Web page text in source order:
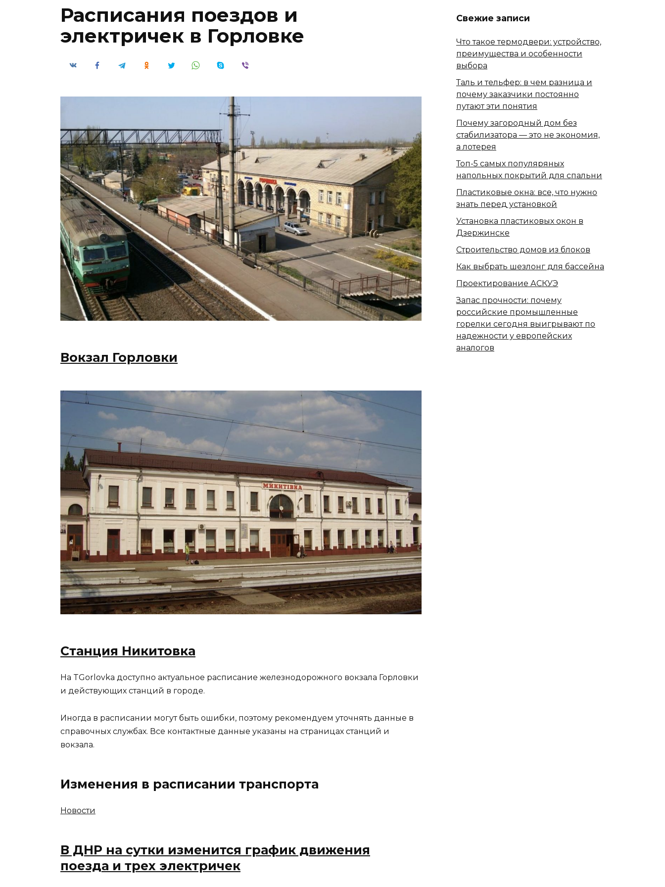
Расписания поездов и
электричек в Горловке
Вокзал Горловки
Станция Никитовка
На TGorlovka доступно актуальное расписание железнодорожного вокзала Горловки
и действующих станций в городе.
Иногда в расписании могут быть ошибки, поэтому рекомендуем уточнять данные в
справочных службах. Все контактные данные указаны на страницах станций и
вокзала.
Изменения в расписании транспорта
Новости
В ДНР на сутки изменится график движения
поезда и трех электричек
Свежие записи
Что такое термодвери: устройство,
преимущества и особенности
выбора
Таль и тельфер: в чем разница и
почему заказчики постоянно
путают эти понятия
Почему загородный дом без
стабилизатора — это не экономия,
а лотерея
Топ-5 самых популяряных
напольных покрытий для спальни
Пластиковые окна: все, что нужно
знать перед установкой
Установка пластиковых окон в
Дзержинске
Строительство домов из блоков
Как выбрать шезлонг для бассейна
Проектирование АСКУЭ
Запас прочности: почему
российские промышленные
горелки сегодня выигрывают по
надежности у европейских
аналогов